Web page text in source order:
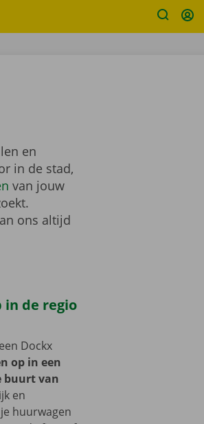
en
in de stad,
van jouw
ons altijd
in de regio
Dockx
op in een
buurt van
en
huurwagen